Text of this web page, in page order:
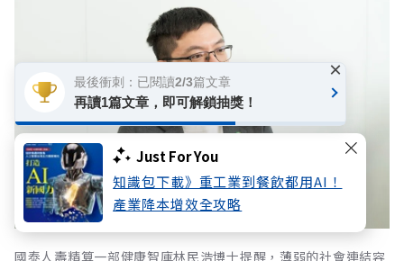
Just For You
知識包下載》重工業到餐飲都用AI！
產業降本增效全攻略
國泰人壽精算一部健康智庫林民浩博士提醒，薄弱的社會連結容
最後衝刺：已閱讀2/3篇文章
再讀1篇文章，即可解鎖抽獎！
×